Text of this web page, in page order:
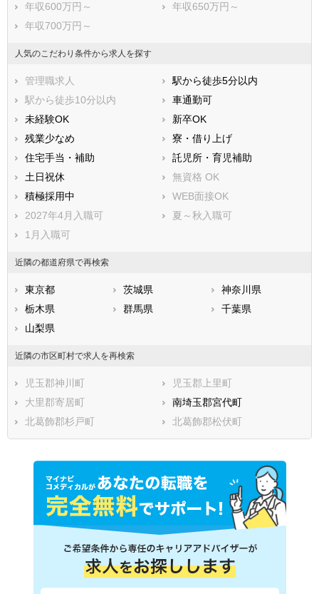
三郷市
蓮田市
坂戸市
鶴ヶ島市
白岡市
北足立郡伊奈町
入間郡三芳町
入間郡毛呂山町
入間郡越生町
比企郡滑川町
比企郡嵐山町
比企郡小川町
比企郡川島町
比企郡吉見町
比企郡鳩山町
比企郡ときがわ町
秩父郡横瀬町
秩父郡皆野町
秩父郡長瀞町
秩父郡小鹿野町
秩父郡東秩父村
児玉郡神川町
大里郡寄居町
南埼玉郡宮代町
北葛飾郡杉戸町
北葛飾郡松伏町
年収600万円～
年収650万円～
年収700万円～
人気のこだわり条件から求人を探す
管理職求人
駅から徒歩5分以内
駅から徒歩10分以内
車通勤可
未経験OK
新卒OK
残業少なめ
寮・借り上げ
住宅手当・補助
託児所・育児補助
土日祝休
無資格 OK
積極採用中
WEB面接OK
2027年4月入職可
夏～秋入職可
1月入職可
近隣の都道府県で再検索
東京都 茨城県
神奈川県
栃木県
群馬県
千葉県
山梨県
近隣の市区町村で求人を再検索
児玉郡神川町
児玉郡上里町
大里郡寄居町
南埼玉郡宮代町
北葛飾郡杉戸町
北葛飾郡松伏町